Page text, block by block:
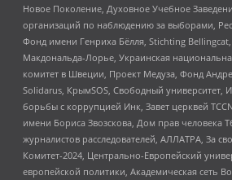
Новое Поколение, Духовное Учебное
организаций по наблюдению за выборами,
Фонд имени Генриха Бёлля, Stichting
Макдональда-Лорье, Украинская
комитет в Швеции, Проект Медуза, Фонд
Solidarus, КрымSOS, Свободный университет,
борьбы с коррупцией Инк, Завет церквей
имени Бориса Звозскова, Дом прав человека
журналистов расследователей, АЛЛАТРА, За
Комитет-2024, Центрально-Европейский
европейской политики, Академическая сеть